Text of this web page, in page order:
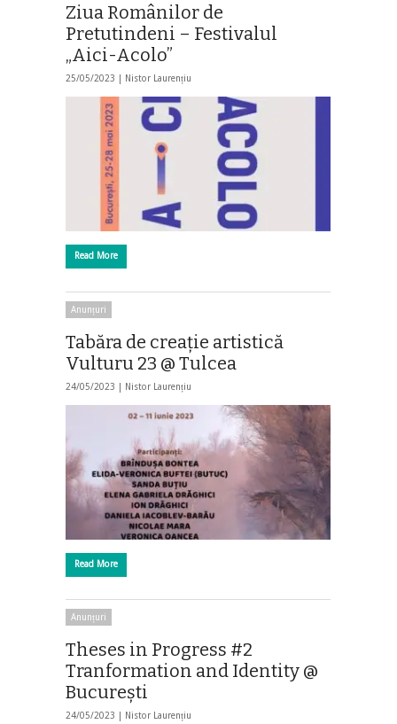
Ziua Românilor de
Pretutindeni – Festivalul
„Aici-Acolo”
25/05/2023 | Nistor Laurențiu
Read More
Anunțuri
Tabăra de creaţie artistică
Vulturu 23 @ Tulcea
24/05/2023 | Nistor Laurențiu
Read More
Anunțuri
Theses in Progress #2
Tranformation and Identity @
Bucureşti
24/05/2023 | Nistor Laurențiu